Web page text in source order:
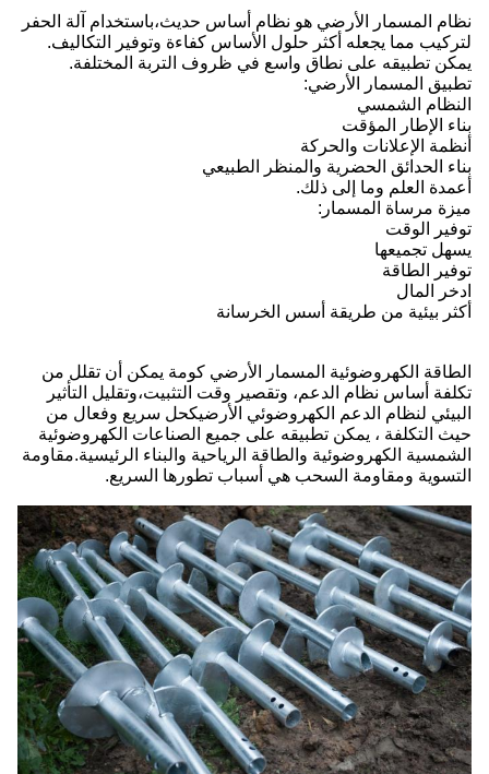
نظام المسمار الأرضي هو نظام أساس حديث،باستخدام آلة الحفر
لتركيب مما يجعله أكثر حلول الأساس كفاءة وتوفير التكاليف.
يمكن تطبيقه على نطاق واسع في ظروف التربة المختلفة.
تطبيق المسمار الأرضي:
النظام الشمسي
بناء الإطار المؤقت
أنظمة الإعلانات والحركة
بناء الحدائق الحضرية والمنظر الطبيعي
أعمدة العلم وما إلى ذلك.
ميزة مرساة المسمار:
توفير الوقت
يسهل تجميعها
توفير الطاقة
ادخر المال
أكثر بيئية من طريقة أسس الخرسانة
الطاقة الكهروضوئية المسمار الأرضي كومة يمكن أن تقلل من
تكلفة أساس نظام الدعم، وتقصير وقت التثبيت،وتقليل التأثير
البيئي لنظام الدعم الكهروضوئي الأرضيكحل سريع وفعال من
حيث التكلفة ، يمكن تطبيقه على جميع الصناعات الكهروضوئية
الشمسية الكهروضوئية والطاقة الرياحية والبناء الرئيسية.مقاومة
التسوية ومقاومة السحب هي أسباب تطورها السريع.